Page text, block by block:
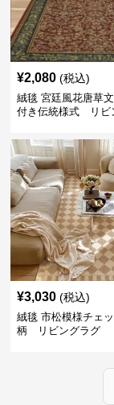
¥2,080 (税込)
絨毯 宮廷風花唐草
付き伝統様式 リビ
¥3,030 (税込)
絨毯 市松模様チェ
柄 リビングラグ